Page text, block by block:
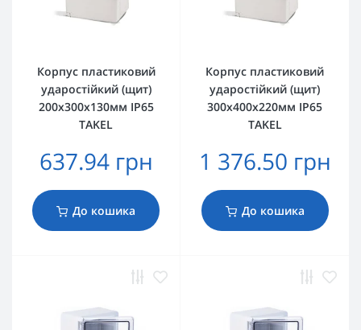
Корпус пластиковий
ударостійкий (щит)
200x300x130мм IP65
TAKEL
637.94 грн
До кошика
Корпус пластиковий
ударостійкий (щит)
300x400x220мм IP65
TAKEL
1 376.50 грн
До кошика